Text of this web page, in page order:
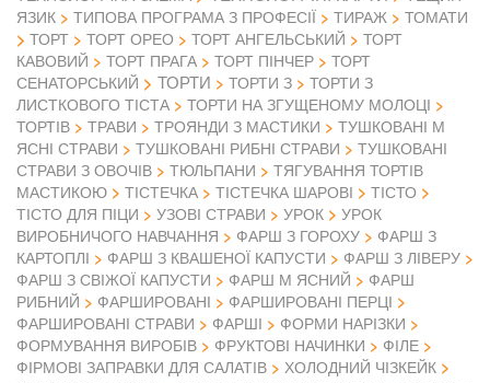
ЯЗИК
ТИПОВА ПРОГРАМА З ПРОФЕСІЇ ТИРАЖ ТОМАТИ
ТОРТ ТОРТ ОРЕО ТОРТ АНГЕЛЬСЬКИЙ
ТОРТ
КАВОВИЙ
ТОРТ ПРАГА ТОРТ ПІНЧЕР
ТОРТ
СЕНАТОРСЬКИЙ
ТОРТИ ТОРТИ З
ТОРТИ З
ЛИСТКОВОГО ТІСТА
ТОРТИ НА ЗГУЩЕНОМУ МОЛОЦІ
ТОРТІВ
ТРАВИ ТРОЯНДИ З МАСТИКИ
ТУШКОВАНІ М
ЯСНІ СТРАВИ
ТУШКОВАНІ РИБНІ СТРАВИ
ТУШКОВАНІ
СТРАВИ З ОВОЧІВ
ТЮЛЬПАНИ
ТЯГУВАННЯ ТОРТІВ
МАСТИКОЮ
ТІСТЕЧКА ТІСТЕЧКА ШАРОВІ
ТІСТО
ТІСТО ДЛЯ ПІЦИ
УЗОВІ СТРАВИ УРОК
УРОК
ВИРОБНИЧОГО НАВЧАННЯ
ФАРШ З ГОРОХУ
ФАРШ З
КАРТОПЛІ
ФАРШ З КВАШЕНОЇ КАПУСТИ
ФАРШ З ЛІВЕРУ
ФАРШ З СВІЖОЇ КАПУСТИ
ФАРШ М ЯСНИЙ
ФАРШ
РИБНИЙ
ФАРШИРОВАНІ
ФАРШИРОВАНІ ПЕРЦІ
ФАРШИРОВАНІ СТРАВИ
ФАРШІ
ФОРМИ НАРІЗКИ
ФОРМУВАННЯ ВИРОБІВ
ФРУКТОВІ НАЧИНКИ
ФІЛЕ
ФІРМОВІ ЗАПРАВКИ ДЛЯ САЛАТІВ
ХОЛОДНИЙ ЧІЗКЕЙК